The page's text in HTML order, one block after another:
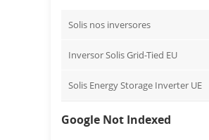
Solis nos inversores
Inversor Solis Grid-Tied EU
Solis Energy Storage Inverter UE
Google Not Indexed